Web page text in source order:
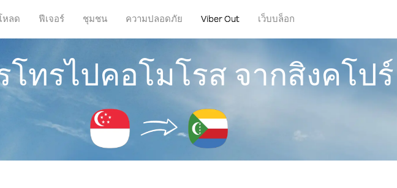
หลด ฟีเจอร์ ชุมชน ความปลอดภัย Viber Out เว็บบล็อก
โทรไปคอโมโรส จากสิงคโปร์